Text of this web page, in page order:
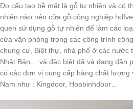
Do cấu tạo bề mặt là gỗ tự nhiên và có
nhiên nào nên cửa gỗ công nghiệp
quen sử dụng gỗ tự nhiên để làm các
cửa văn phòng trong các công trình
chung cư, Biệt thự, nhà phố ở các nước
Nhật Bản… và đặc biệt đã và đang dần
có các đơn vị cung cấp hàng chất lượng
Nam như : Kingdoor, Hoabinhdoor…